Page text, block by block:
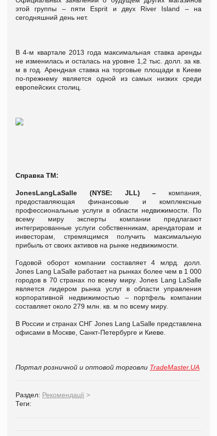
этой группы – пяти Esprit и двух River Island – на
сегодняшний день нет.
В 4-м квартале 2013 года максимальная ставка аренды
не изменилась и осталась на уровне 1,2 тыс. долл. за кв.
м в год. Арендная ставка на торговые площади в Киеве
по-прежнему является одной из самых низких среди
европейских столиц.
Справка ТМ:
JonesLangLaSalle (NYSE: JLL) – компания,
предоставляющая финансовые и комплексные
профессиональные услуги в области недвижимости. По
всему миру эксперты компании предлагают
интегрированные услуги собственникам, арендаторам и
инвесторам, стремящимся получить максимальную
прибыль от своих активов на рынке недвижимости.
Годовой оборот компании составляет 4 млрд. долл.
Jones Lang LaSalle работает на рынках более чем в 1 000
городов в 70 странах по всему миру. Jones Lang LaSalle
является лидером рынка услуг в области управления
корпоративной недвижимостью – портфель компании
составляет около 279 млн. кв. м по всему миру.
В России и странах СНГ Jones Lang LaSalle представлена
офисами в Москве, Санкт-Петербурге и Киеве.
Портал розничной и оптовой торговли TradeMaster.UA
Раздел: Рекомендації >
Теги: